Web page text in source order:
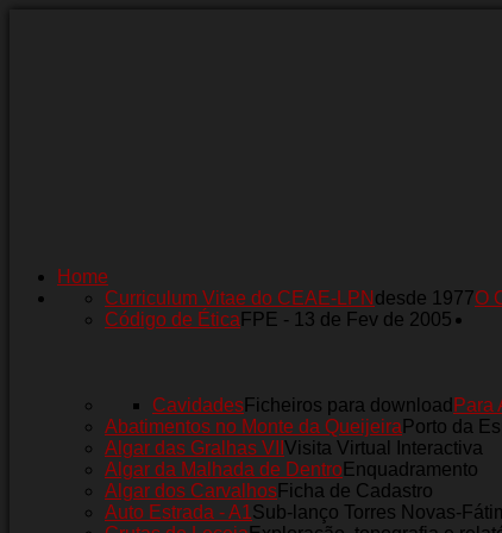
Home
O
Curriculum Vitae do CEAE-LPN desde 1977
Código de Ética FPE - 13 de Fev de 2005
Para
CavidadesFicheiros para download
Abatimentos no Monte da Queijeira Porto da
Algar das Gralhas VII Visita Virtual Interactiva
Algar da Malhada de DentroEnquadramento
Algar dos CarvalhosFicha de Cadastro
Auto Estrada - A1Sub-lanço Torres Novas-